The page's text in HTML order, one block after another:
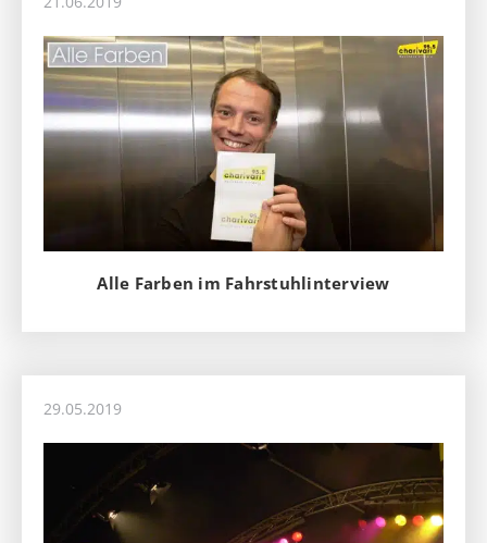
Alle Farben im Fahrstuhlinterview
29.05.2019